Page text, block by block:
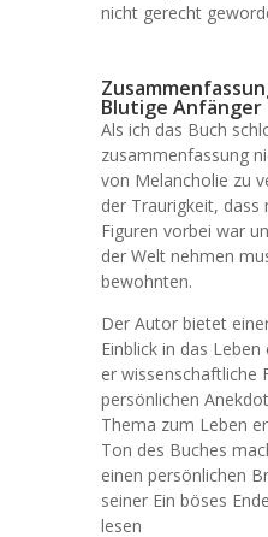
nicht gerecht
Blutige Anfänger
Als ich das Buch
zusammenfassung
von Melancholie zu
der Traurigkeit,
Figuren vorbei war
der Welt nehmen
bewohnten.
Der Autor bietet
Einblick in das
er wissenschaftliche
persönlichen
Thema zum Leben
Ton des Buches
einen persönlichen
seiner Ein böses
lesen